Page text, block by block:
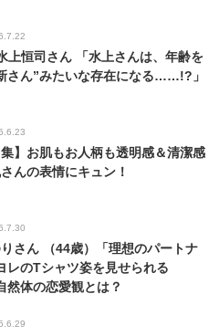
上恒司さん 「水上さんは、年齢を
さん”みたいな存在になる……!?」
】お肌もお人柄も透明感＆清潔感
んの表情にキュン！
さん （44歳）「理想のパートナ
レのTシャツ姿を見せられる
然体の恋愛観とは？